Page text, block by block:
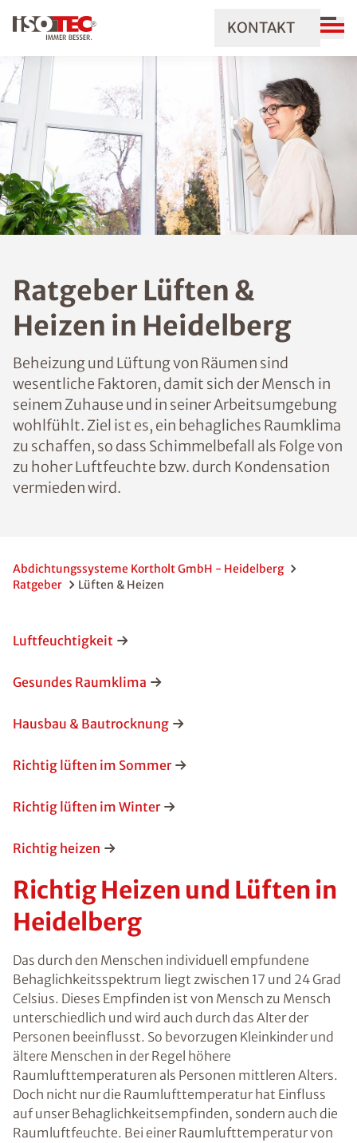
KONTAKT
Ratgeber Lüften &
Heizen in Heidelberg
Beheizung und Lüftung von Räumen sind
wesentliche Faktoren, damit sich der Mensch in
seinem Zuhause und in seiner Arbeitsumgebung
wohlfühlt. Ziel ist es, ein behagliches Raumklima
zu schaffen, so dass Schimmelbefall als Folge von
zu hoher Luftfeuchte bzw. durch Kondensation
vermieden wird.
Abdichtungssysteme Kortholt GmbH - Heidelberg
Ratgeber
Lüften & Heizen
Luftfeuchtigkeit
Gesundes Raumklima
Hausbau & Bautrocknung
Richtig lüften im Sommer
Richtig lüften im Winter
Richtig heizen
Richtig Heizen und Lüften in
Heidelberg
Das durch den Menschen individuell empfundene
Behaglichkeitsspektrum liegt zwischen 17 und 24 Grad
Celsius. Dieses Empfinden ist von Mensch zu Mensch
unterschiedlich und wird auch durch das Alter der
Personen beeinflusst. So bevorzugen Kleinkinder und
ältere Menschen in der Regel höhere
Raumlufttemperaturen als Personen mittleren Alters.
Doch nicht nur die Raumlufttemperatur hat Einfluss
auf unser Behaglichkeitsempfinden, sondern auch die
Raumluftfeuchte. Bei einer Raumlufttemperatur von